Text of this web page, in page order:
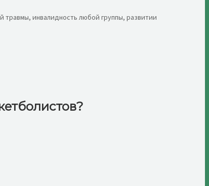
травмы, инвалидность любой группы, развитии